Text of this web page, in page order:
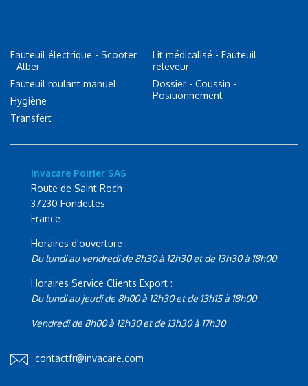
Fauteuil électrique - Scooter
- Alber
Fauteuil roulant manuel
Hygiène
Transfert
Lit médicalisé - Fauteuil
releveur
Dossier - Coussin -
Positionnement
Invacare Poirier SAS
Route de Saint Roch
37230 Fondettes
France
Horaires d'ouverture :
Du lundi au vendredi de 8h30 à 12h30 et de 13h30 à 18h00
Horaires Service Clients Export :
Du lundi au jeudi de 8h00 à 12h30 et de 13h15 à 18h00
Vendredi de 8h00 à 12h30 et de 13h30 à 17h30
contactfr@invacare.com